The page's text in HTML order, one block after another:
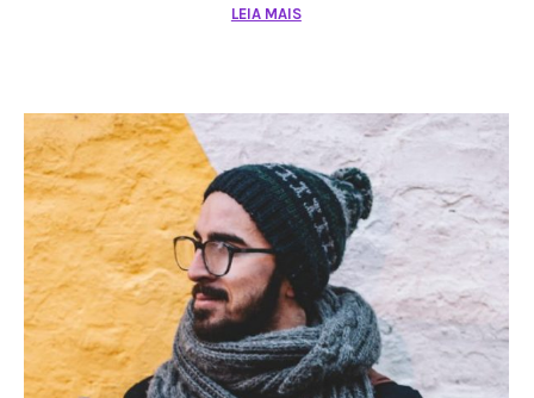
LEIA MAIS